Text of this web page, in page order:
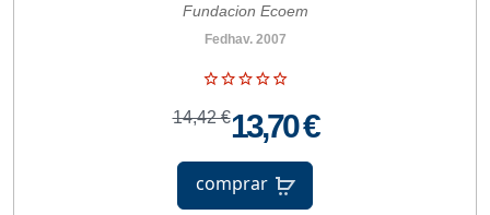
Fundacion Ecoem
Fedhav. 2007
14,42 €13,70 €
comprar